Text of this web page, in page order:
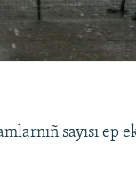
sayısı ep